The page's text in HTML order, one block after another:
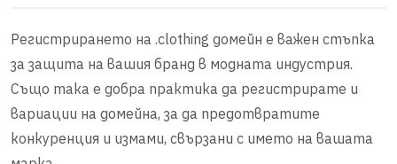
Регистрирането на .clothing домейн е важен стъпка
за защита на вашия бранд в модната индустрия.
Също така е добра практика да регистрирате и
вариации на домейна, за да предотвратите
конкуренция и измами, свързани с името на вашата